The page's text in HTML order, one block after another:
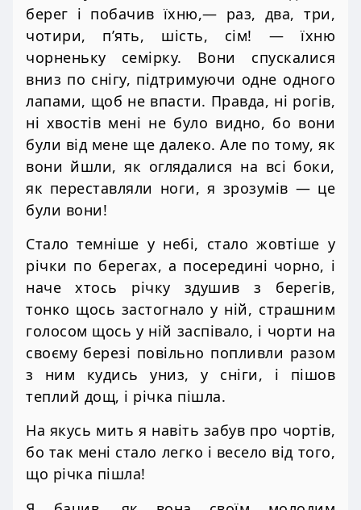
берег і побачив їхню,— раз, два, три,
чотири, п’ять, шість, сім! — їхню
чорненьку семірку. Вони спускалися
вниз по снігу, підтримуючи одне одного
лапами, щоб не впасти. Правда, ні рогів,
ні хвостів мені не було видно, бо вони
були від мене ще далеко. Але по тому, як
вони йшли, як оглядалися на всі боки,
як переставляли ноги, я зрозумів — це
були вони!
Стало темніше у небі, стало жовтіше у
річки по берегах, а посередині чорно, і
наче хтось річку здушив з берегів,
тонко щось застогнало у ній, страшним
голосом щось у ній заспівало, і чорти на
своєму березі повільно попливли разом
з ним кудись униз, у сніги, і пішов
теплий дощ, і річка пішла.
На якусь мить я навіть забув про чортів,
бо так мені стало легко і весело від того,
що річка пішла!